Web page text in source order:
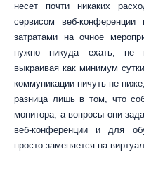
несет почти никаких
сервисом веб-
затратами на очное
нужно никуда ехать, не
выкраивая как минимум
коммуникации ничуть не
разница лишь в том, что
монитора, а вопросы они
веб-конференции и для
просто заменяется на